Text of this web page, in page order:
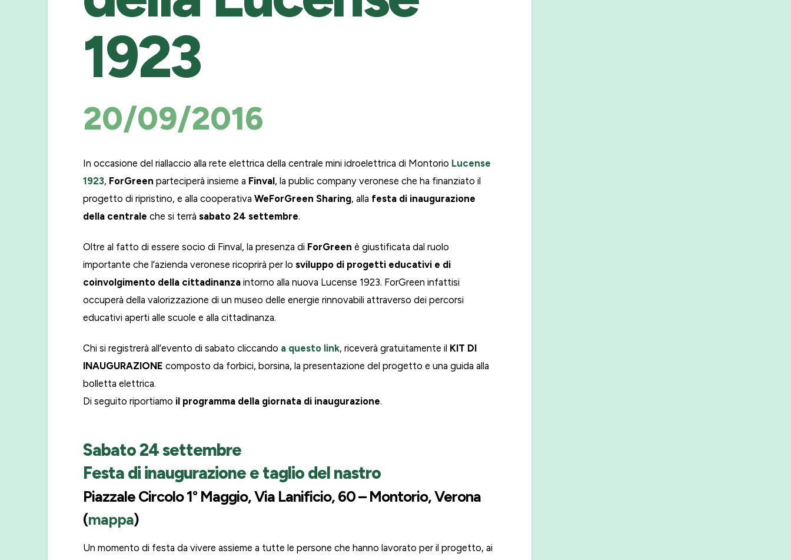
1923
20/09/2016
In occasione del riallaccio alla rete elettrica della centrale mini idroelettrica di Montorio Lucense
1923, ForGreen parteciperà insieme a Finval, la public company veronese che ha finanziato il
progetto di ripristino, e alla cooperativa WeForGreen Sharing, alla festa di inaugurazione
della centrale che si terrà sabato 24 settembre.
Oltre al fatto di essere socio di Finval, la presenza di ForGreen è giustificata dal ruolo
importante che l’azienda veronese ricoprirà per lo sviluppo di progetti educativi e di
coinvolgimento della cittadinanzaintorno alla nuova Lucense 1923. ForGreen infattisi
occuperà della valorizzazione di un museo delle energie rinnovabili attraverso dei percorsi
educativi aperti alle scuole e alla cittadinanza.
Chi si registrerà all’evento di sabato cliccando a questo link, riceverà gratuitamente il KIT DI
INAUGURAZIONE composto da forbici, borsina, la presentazione del progetto e una guida alla
bolletta elettrica.
Di seguito riportiamo il programma della giornata di inaugurazione.
Sabato 24 settembre
Festa di inaugurazione e taglio del nastro
Piazzale Circolo 1° Maggio, Via Lanificio, 60 – Montorio, Verona
(mappa)
Un momento di festa da vivere assieme a tutte le persone che hanno lavorato per il progetto, ai